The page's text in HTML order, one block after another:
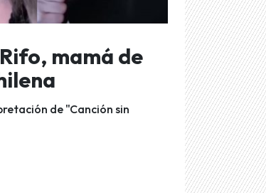
mamá de
de "Canción sin